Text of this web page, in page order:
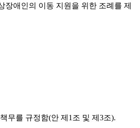
장애인의 이동 지원을 위한 조례를 제
무를 규정함(안 제1조 및 제3조).